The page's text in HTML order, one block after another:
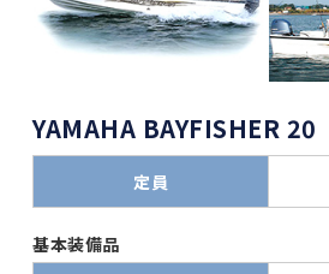
YAMAHA BAYFISHER 20
定員
基本装備品